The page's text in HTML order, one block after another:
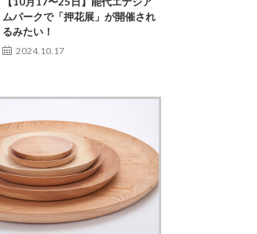
ムパークで「押花展」が開催され
るみたい！
2024.10.17